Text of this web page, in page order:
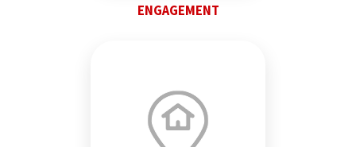
ENGAGEMENT